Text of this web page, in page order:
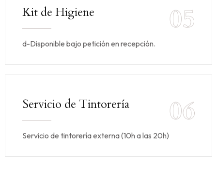
05
Kit de Higiene
d-Disponible bajo petición en recepción.
06
Servicio de Tintorería
Servicio de tintorería externa (10h a las 20h)